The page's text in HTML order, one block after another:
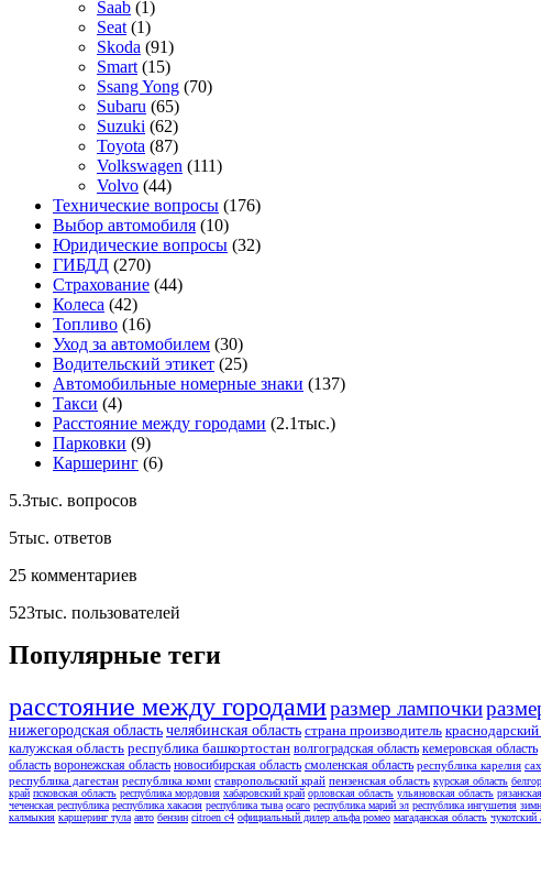
Saab (1)
Seat (1)
Skoda (91)
Smart (15)
Ssang Yong (70)
Subaru (65)
Suzuki (62)
Toyota (87)
Volkswagen (111)
Volvo (44)
Технические вопросы (176)
Выбор автомобиля (10)
Юридические вопросы (32)
ГИБДД (270)
Страхование (44)
Колеса (42)
Топливо (16)
Уход за автомобилем (30)
Водительский этикет (25)
Автомобильные номерные знаки (137)
Такси (4)
Расстояние между городами (2.1тыс.)
Парковки (9)
Каршеринг (6)
5.3тыс. вопросов
5тыс. ответов
25 комментариев
523тыс. пользователей
Популярные теги
расстояние между городамиразмер лампочки
нижегородская область челябинская область страна производитель
калужская область республика башкортостан волгоградская область кемеровская область
область воронежская область новосибирская область смоленская область республика карелия
республика дагестан республика коми ставропольский край пензенская область курская область
край псковская область республика мордовия хабаровский край орловская область ульяновская область
чеченская республика республика хакасия республика тыва осаго республика марий эл республика ингушетия
калмыкия каршеринг тула авто бензин citroen c4 официальный дилер альфа ромео магаданская область